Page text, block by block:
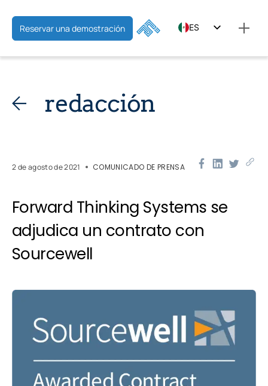
Reservar una demostración ES
redacción
2 de agosto de 2021 COMUNICADO DE PRENSA
Forward Thinking Systems se
adjudica un contrato con
Sourcewell